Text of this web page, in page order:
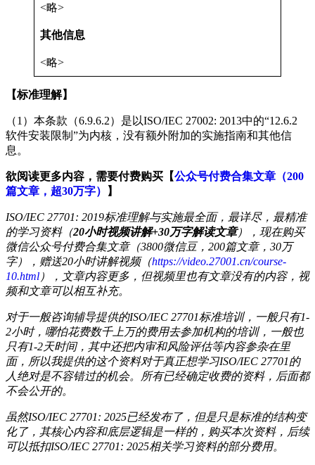
<略>
其他信息
<略>
【标准理解】
（1）本条款（6.9.6.2）是以ISO/IEC 27002: 2013中的“12.6.2
软件安装限制”为内核，没有额外附加的实施指南和其他信
息。
欲阅读更多内容，需要付费购买【公众号付费合集文章（200
篇文章，超30万字）
】
ISO/IEC 27701: 2019标准理解与实施最全面，最详尽，最精准
的学习资料（20小时视频讲解+30万字解读文章），现在购买
微信公众号付费合集文章（3800微信豆，200篇文章，30万
字），赠送20小时讲解视频（https://video.27001.cn/course-
10.html ），文章内容更多，但视频里也有文章没有的内容，视
频和文章可以相互补充。
对于一般咨询辅导提供的ISO/IEC 27701标准培训，一般只有1-
2小时，哪怕花费数千上万的费用去参加机构的培训，一般也
只有1-2天时间，其中还把内审和风险评估等内容参杂在里
面，所以我提供的这个资料对于真正想学习ISO/IEC 27701的
人绝对是不容错过的机会。所有已经确定收费的资料，后面都
不会公开的。
虽然ISO/IEC 27701: 2025已经发布了，但是只是标准的结构变
化了，其核心内容和底层逻辑是一样的，购买本次资料，后续
可以抵扣ISO/IEC 27701: 2025相关学习资料的部分费用。